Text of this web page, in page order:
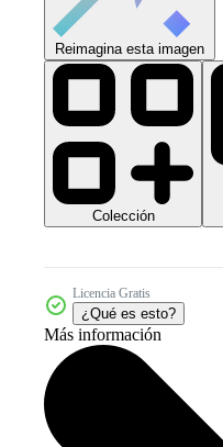
Reimagina esta imagen
Colección
Licencia Gratis
¿Qué es esto?
Más información